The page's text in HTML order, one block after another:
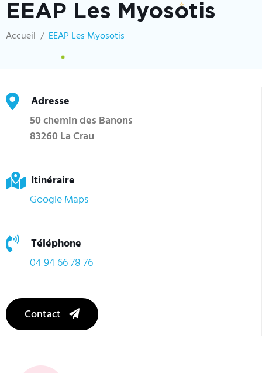
EEAP Les Myosotis
Accueil EEAP Les Myosotis
Adresse
50 chemin des Banons
83260 La Crau
Itinéraire
Google Maps
Téléphone
04 94 66 78 76
Contact